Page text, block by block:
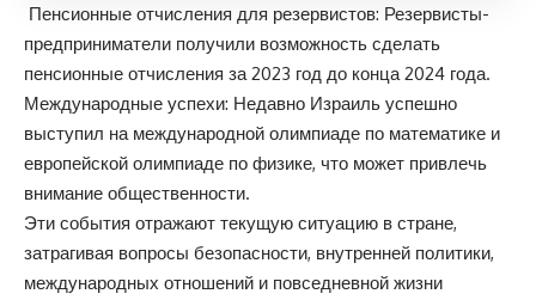
Пенсионные отчисления для резервистов: Резервисты-
предприниматели получили возможность сделать
пенсионные отчисления за 2023 год до конца 2024 года.
Международные успехи: Недавно Израиль успешно
выступил на международной олимпиаде по математике и
европейской олимпиаде по физике, что может привлечь
внимание общественности.
Эти события отражают текущую ситуацию в стране,
затрагивая вопросы безопасности, внутренней политики,
международных отношений и повседневной жизни